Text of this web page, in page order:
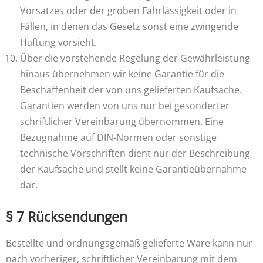
Vorsatzes oder der groben Fahrlässigkeit oder in
Fällen, in denen das Gesetz sonst eine zwingende
Haftung vorsieht.
Über die vorstehende Regelung der Gewährleistung
hinaus übernehmen wir keine Garantie für die
Beschaffenheit der von uns gelieferten Kaufsache.
Garantien werden von uns nur bei gesonderter
schriftlicher Vereinbarung übernommen. Eine
Bezugnahme auf DIN-Normen oder sonstige
technische Vorschriften dient nur der Beschreibung
der Kaufsache und stellt keine Garantieübernahme
dar.
§ 7 Rücksendungen
Bestellte und ordnungsgemäß gelieferte Ware kann nur
nach vorheriger, schriftlicher Vereinbarung mit dem